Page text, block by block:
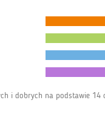
i dobrych na podstawie 14